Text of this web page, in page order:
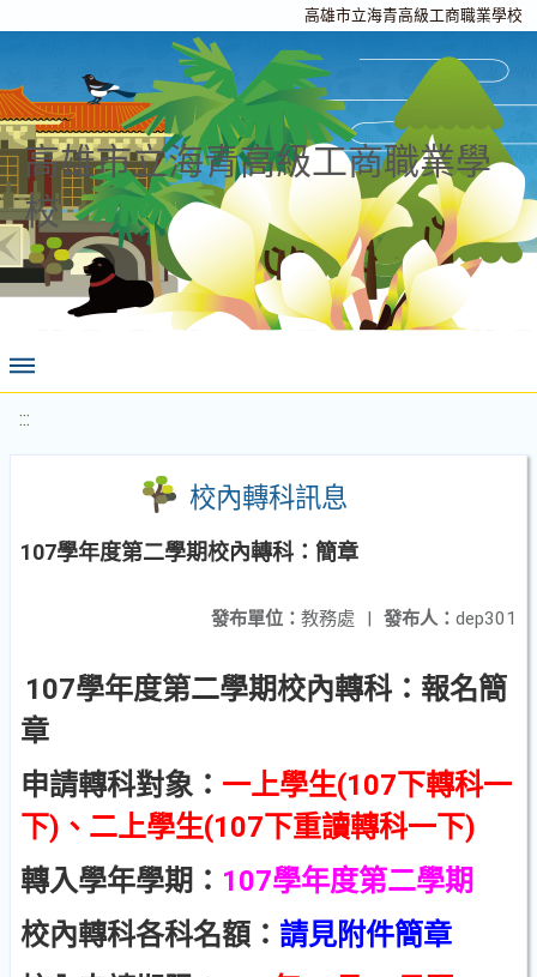
高雄市立海青高級工商職業學校
高雄市立海青高級工商職業學
校
:::
校內轉科訊息
107學年度第二學期校內轉科：簡章
發布人： dep301
發布單位： 教務處 |
107學年度第二學期校內轉科：報名簡
章
申請轉科對象： 一上學生(107下轉科一
下)、二上學生(107下重讀轉科一下)
轉入學年學期： 107學年度第二學期
校內轉科各科名額： 請見附件簡章